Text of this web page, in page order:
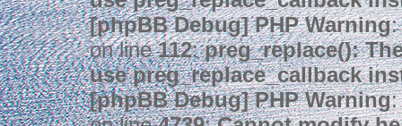
[phpBB Debug] PHP Warning:
on line112:preg_replace():
use preg_replace_callback
[phpBB Debug] PHP Warning: